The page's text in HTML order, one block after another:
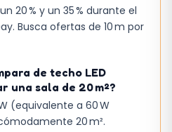
20 % y un 35 % durante el
Busca ofertas de 10 m por
de techo LED
una sala de 20 m²?
(equivalente a 60 W
20 m².